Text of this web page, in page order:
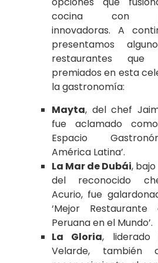
cocina con
innovadoras. A
presentamos
restaurantes
premiados en esta
la gastronomía:
Mayta, del chef
fue aclamado
Espacio
América Latina’.
La Mar de Dubái,
del reconocido
Acurio, fue
‘Mejor
Peruana en el Mundo’.
La Gloria, liderado
Velarde, también